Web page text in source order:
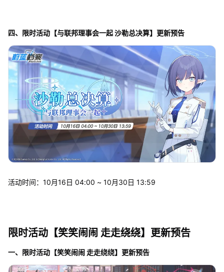
四、限时活动【与联邦理事会一起 沙勒总决算】更新预告
活动时间：10月16日 04:00 ~ 10月30日 13:59
限时活动【笑笑闹闹 走走绕绕】更新预告
一、限时活动【笑笑闹闹 走走绕绕】更新预告